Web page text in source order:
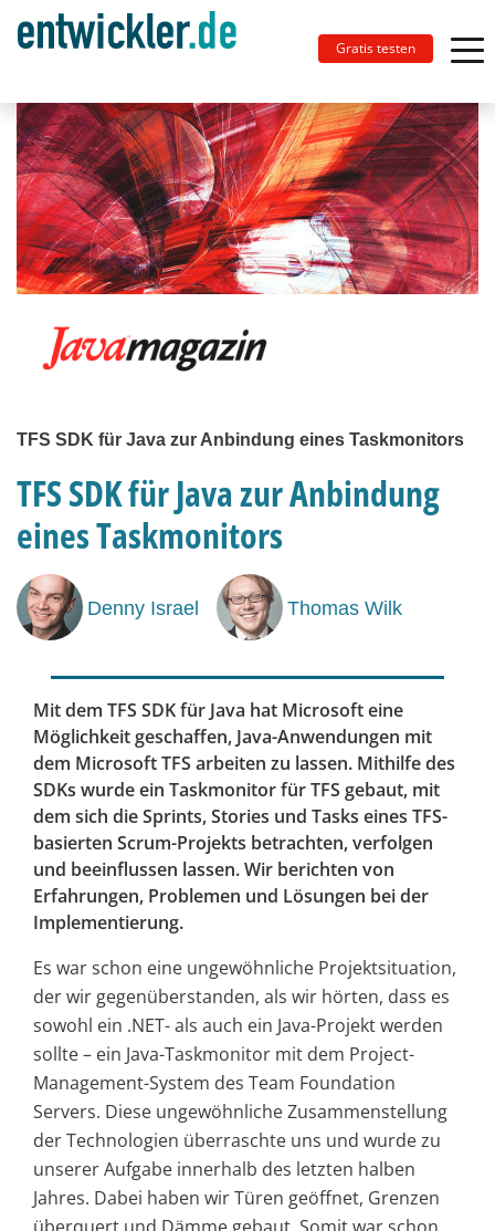
Gratis testen
TFS SDK für Java zur Anbindung eines Taskmonitors
TFS SDK für Java zur Anbindung
eines Taskmonitors
Denny Israel Thomas Wilk
Mit dem TFS SDK für Java hat Microsoft eine
Möglichkeit geschaffen, Java-Anwendungen mit
dem Microsoft TFS arbeiten zu lassen. Mithilfe des
SDKs wurde ein Taskmonitor für TFS gebaut, mit
dem sich die Sprints, Stories und Tasks eines TFS-
basierten Scrum-Projekts betrachten, verfolgen
und beeinflussen lassen. Wir berichten von
Erfahrungen, Problemen und Lösungen bei der
Implementierung.
Es war schon eine ungewöhnliche Projektsituation,
der wir gegenüberstanden, als wir hörten, dass es
sowohl ein .NET- als auch ein Java-Projekt werden
sollte – ein Java-Taskmonitor mit dem Project-
Management-System des Team Foundation
Servers. Diese ungewöhnliche Zusammenstellung
der Technologien überraschte uns und wurde zu
unserer Aufgabe innerhalb des letzten halben
Jahres. Dabei haben wir Türen geöffnet, Grenzen